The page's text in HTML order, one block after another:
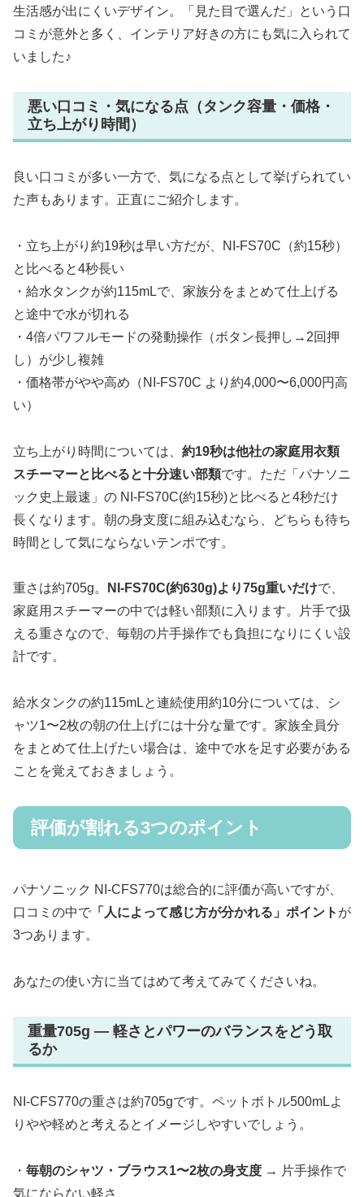
生活感が出にくいデザイン。「見た目で選んだ」という口
コミが意外と多く、インテリア好きの方にも気に入られて
いました♪
悪い口コミ・気になる点（タンク容量・価格・
立ち上がり時間）
良い口コミが多い一方で、気になる点として挙げられてい
た声もあります。正直にご紹介します。
・立ち上がり約19秒は早い方だが、NI-FS70C（約15秒）
と比べると4秒長い
・給水タンクが約115mLで、家族分をまとめて仕上げる
と途中で水が切れる
・4倍パワフルモードの発動操作（ボタン長押し→2回押
し）が少し複雑
・価格帯がやや高め（NI-FS70C より約4,000〜6,000円高
い）
立ち上がり時間については、 約19秒は他社の家庭用衣類
スチーマーと比べると十分速い部類です。ただ「パナソニ
ック史上最速」の NI-FS70C(約15秒)と比べると4秒だけ
長くなります。朝の身支度に組み込むなら、どちらも待ち
時間として気にならないテンポです。
重さは約705g。 NI-FS70C(約630g)より75g重いだけで、
家庭用スチーマーの中では軽い部類に入ります。片手で扱
える重さなので、毎朝の片手操作でも負担になりにくい設
計です。
給水タンクの約115mLと連続使用約10分については、シ
ャツ1〜2枚の朝の仕上げには十分な量です。家族全員分
をまとめて仕上げたい場合は、途中で水を足す必要がある
ことを覚えておきましょう。
評価が割れる3つのポイント
パナソニック NI-CFS770は総合的に評価が高いですが、
口コミの中で 「人によって感じ方が分かれる」ポイント が
3つあります。
あなたの使い方に当てはめて考えてみてくださいね。
重量705g — 軽さとパワーのバランスをどう取
るか
NI-CFS770の重さは約705gです。ペットボトル500mLよ
りやや軽めと考えるとイメージしやすいでしょう。
・ 毎朝のシャツ・ブラウス1〜2枚の身支度 → 片手操作で
気にならない軽さ